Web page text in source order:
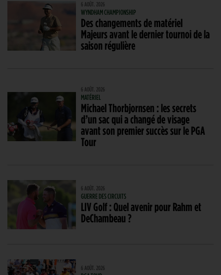
6 AOÛT. 2026
WYNDHAM CHAMPIONSHIP
Des changements de matériel
Majeurs avant le dernier tournoi de la
saison régulière
6 AOÛT. 2026
MATÉRIEL
Michael Thorbjornsen : les secrets
d’un sac qui a changé de visage
avant son premier succès sur le PGA
Tour
6 AOÛT. 2026
GUERRE DES CIRCUITS
LIV Golf : Quel avenir pour Rahm et
DeChambeau ?
6 AOÛT. 2026